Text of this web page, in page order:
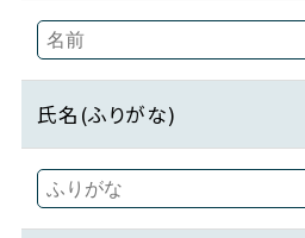
氏名(ふりがな)